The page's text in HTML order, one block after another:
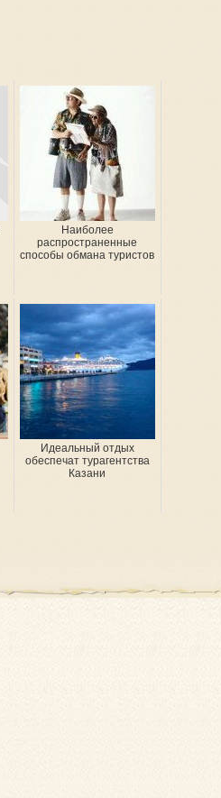
Наиболее
распространенные
способы обмана туристов
Идеальный отдых
обеспечат турагентства
Казани